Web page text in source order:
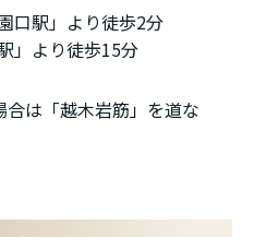
口駅」より徒歩2分
」より徒歩15分
は「越木岩筋」を道な